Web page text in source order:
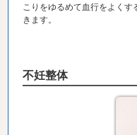
こりをゆるめて血行をよく
きます。
不妊整体